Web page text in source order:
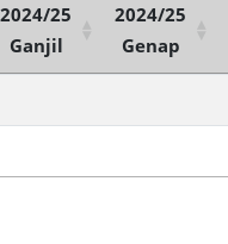
2024/25
Ganjil
2024/25
Genap